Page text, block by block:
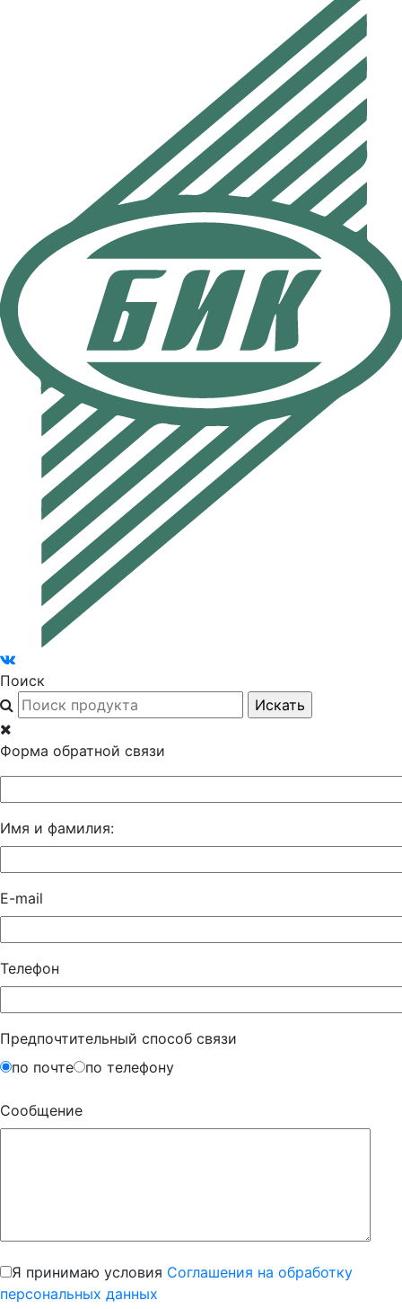
Поиск
Форма обратной связи
Имя и фамилия:
E-mail
Телефон
Предпочтительный способ связи
по почте
по телефону
Сообщение
Я принимаю условия Соглашения на обработку
персональных данных